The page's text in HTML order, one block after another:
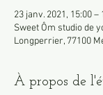
23 janv. 2021, 15:00 –
Sweet Ôm studio de
Longperrier, 77100
À propos de